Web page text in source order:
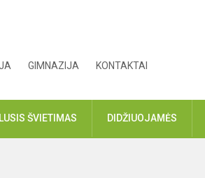
GIMNAZIJA KONTAKTAI
ŠVIETIMAS DIDŽIUOJAMĖS